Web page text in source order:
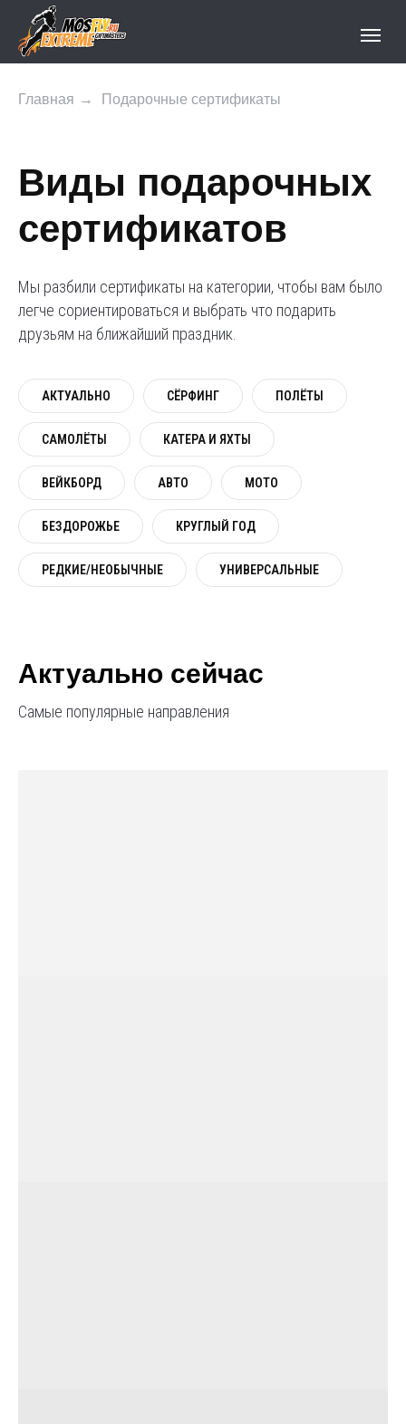
Главная → Подарочные сертификаты
Виды подарочных
сертификатов
Мы разбили сертификаты на категории, чтобы вам было
легче сориентироваться и выбрать что подарить
друзьям на ближайший праздник.
АКТУАЛЬНО СЁРФИНГ ПОЛЁТЫ
САМОЛЁТЫ КАТЕРА И ЯХТЫ
ВЕЙКБОРД АВТО МОТО
БЕЗДОРОЖЬЕ КРУГЛЫЙ ГОД
РЕДКИЕ/НЕОБЫЧНЫЕ УНИВЕРСАЛЬНЫЕ
Актуально сейчас
Самые популярные направления